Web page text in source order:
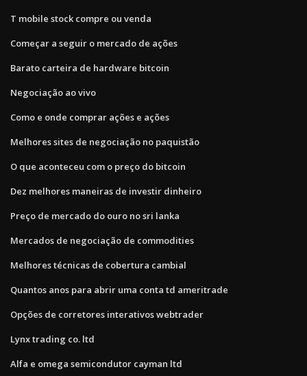
T mobile stock compre ou venda
Começar a seguir o mercado de ações
Barato carteira de hardware bitcoin
Negociação ao vivo
Como e onde comprar ações e ações
Melhores sites de negociação no paquistão
O que aconteceu com o preço do bitcoin
Dez melhores maneiras de investir dinheiro
Preço de mercado do ouro no sri lanka
Mercados de negociação de commodities
Melhores técnicas de cobertura cambial
Quantos anos para abrir uma conta td ameritrade
Opções de corretores interativos webtrader
Lynx trading co. ltd
Alfa e omega semicondutor cayman ltd